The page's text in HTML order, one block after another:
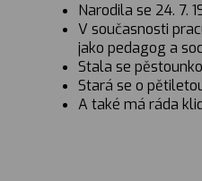
Narodila se 24. 7.
V současnosti
jako pedagog a
Stala se
Stará se o
A také má ráda